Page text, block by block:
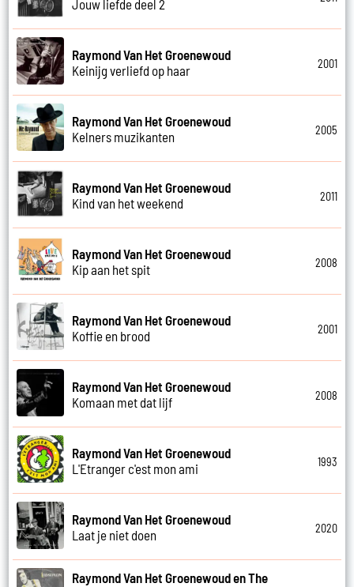
Jouw liefde deel 2
Raymond Van Het Groenewoud
Keinijg verliefd op haar
2001
Raymond Van Het Groenewoud
Kelners muzikanten
2005
Raymond Van Het Groenewoud
Kind van het weekend
2011
Raymond Van Het Groenewoud
Kip aan het spit
2008
Raymond Van Het Groenewoud
Koffie en brood
2001
Raymond Van Het Groenewoud
Komaan met dat lijf
2008
Raymond Van Het Groenewoud
L'Etranger c'est mon ami
1993
Raymond Van Het Groenewoud
Laat je niet doen
2020
Raymond Van Het Groenewoud en The